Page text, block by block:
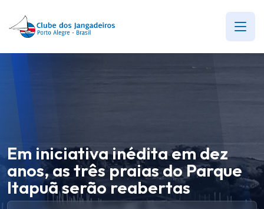
Em iniciativa inédita em dez
anos, as três praias do Parque
Itapuã serão reabertas